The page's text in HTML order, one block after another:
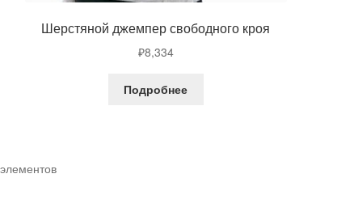
Шерстяной джемпер свободного кроя
₽8,334
Подробнее